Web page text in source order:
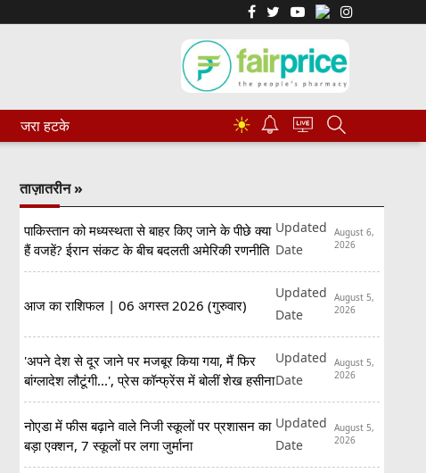
जरा हटके ☀
ताज़ातरीन »
पाकिस्तान को मध्यस्थता से बाहर किए जाने के पीछे क्या
हैं वजहें? ईरान संकट के बीच बदलती अमेरिकी रणनीति
Updated
Date
August 6,
2026
आज का राशिफल | 06 अगस्त 2026 (गुरुवार)
Updated
Date
August 5,
2026
'अपने देश से दूर जाने पर मजबूर किया गया, मैं फिर
बांग्लादेश लौटूंगी...', प्रेस कॉन्फ्रेंस में बोलीं शेख हसीना
Updated
Date
August 5,
2026
नोएडा में फीस बढ़ाने वाले निजी स्कूलों पर प्रशासन का
बड़ा एक्शन, 7 स्कूलों पर लगा जुर्माना
Updated
Date
August 5,
2026